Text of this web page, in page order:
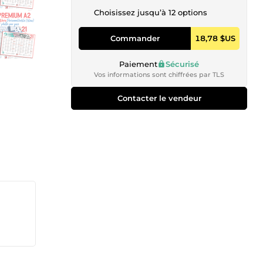
Choisissez jusqu’à 12 options
Commander 18,78 $US
Paiement Sécurisé
Vos informations sont chiffrées par TLS
Contacter le vendeur